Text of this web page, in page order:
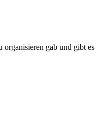
organisieren gab und gibt es